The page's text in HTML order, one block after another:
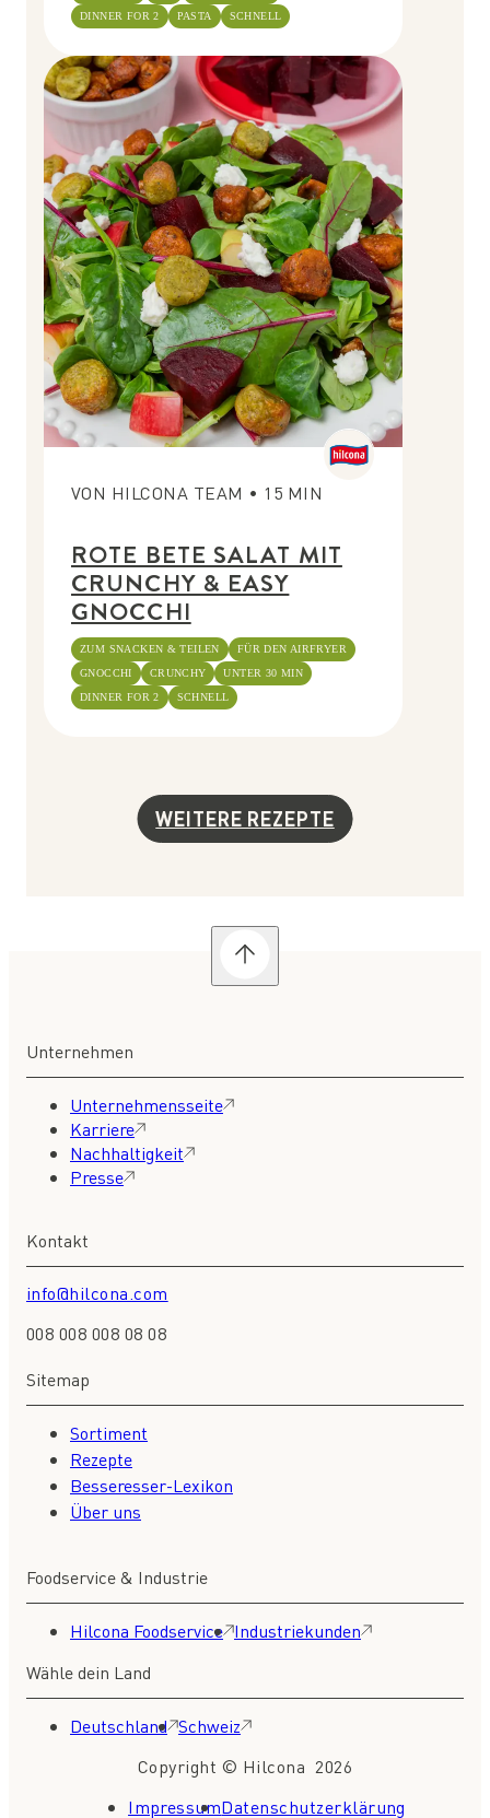
DINNER FOR 2
PASTA SCHNELL
VON HILCONA TEAM • 15 MIN
ROTE BETE SALAT MIT
CRUNCHY & EASY
GNOCCHI
ZUM SNACKEN & TEILEN
FÜR DEN AIRFRYER
GNOCCHI
CRUNCHY
UNTER 30 MIN
DINNER FOR 2
SCHNELL
WEITERE REZEPTE
Unternehmen
Unternehmensseite
Karriere
Nachhaltigkeit
Presse
Kontakt
info@hilcona.com
008 008 008 08 08
Sitemap
Sortiment
Rezepte
Besseresser-Lexikon
Über uns
Foodservice & Industrie
Hilcona Foodservice Industriekunden
Wähle dein Land
Deutschland Schweiz
Copyright © Hilcona 2026
ImpressumDatenschutzerklärung